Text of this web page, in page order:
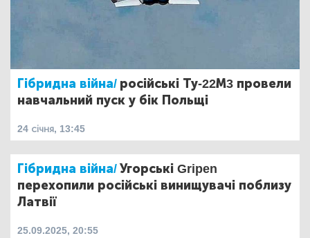
Гібридна війна/ російські Ту-22М3 провели
навчальний пуск у бік Польщі
24 січня, 13:45
Гібридна війна/Угорські Gripen
перехопили російські винищувачі поблизу
Латвії
25.09.2025, 20:55